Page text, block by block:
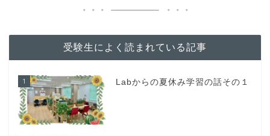
受験生によく読まれている記事
1 Labからの夏休み学習の話その１